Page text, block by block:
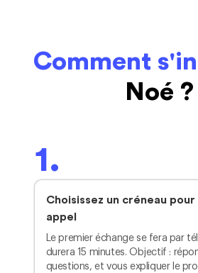
Comment
Noé ?
1.
Choisissez un créneau
appel
Le premier échange se fera par
durera 15 minutes. Objectif :
questions, et vous expliquer le